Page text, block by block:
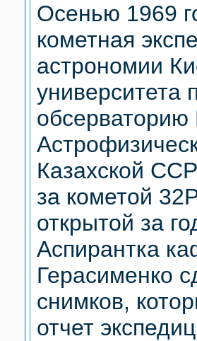
Осенью 1969
кометная
астрономии
университета
обсерваторию
Казахской
за кометой
открытой за
Аспирантка
Герасименко
снимков,
отчет